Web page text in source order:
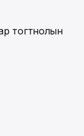
тогтнолын